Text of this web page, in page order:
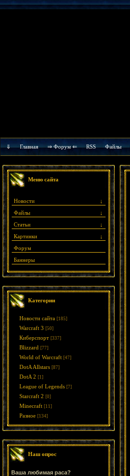
⇓ Главная ⇒ Форум ⇐ RSS Файлы
Меню сайта
↓
Новости
↓
Файлы
↓
Статьи
↓
Картинки
Форум
Баннеры
Категории
Новости сайта [185]
Warcraft 3 [50]
Киберспорт [337]
Blizzard [77]
World of Warcraft [47]
DotA Allstars [87]
DotA 2 [1]
League of Legends [7]
Starcraft 2 [0]
Minecraft [11]
Разное [134]
Наш опрос
Ваша любимая раса?